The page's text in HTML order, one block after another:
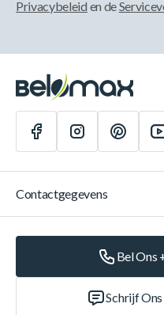
Privacybeleid en de
Contactgegevens
Bel Ons
Schrijf Ons